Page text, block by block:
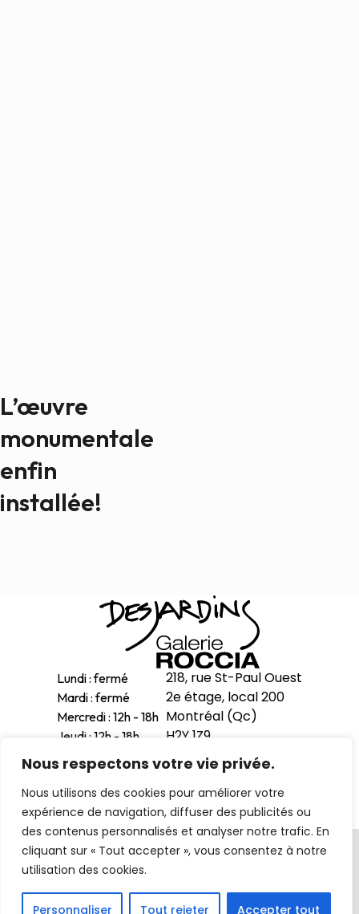
Nous respectons votre vie privée.
Nous utilisons des cookies pour améliorer votre
expérience de navigation, diffuser des publicités ou
des contenus personnalisés et analyser notre trafic. En
cliquant sur « Tout accepter », vous consentez à notre
utilisation des cookies.
Personnaliser Tout rejeter Accepter tout
L’œuvre
monumentale
enfin
installée!
Lundi : fermé
Mardi : fermé
Mercredi : 12h - 18h
Jeudi : 12h - 18h
Samedi : 11h - 17h
Dimanche : 12h - 16h
218, rue St-Paul Ouest
2e étage, local 200
Montréal (Qc)
H2Y 1Z9
514-998-1601
Politique de confidentialité
© 2026 loeuvre-monumentale-enfin-installee. Tous droits
réservés